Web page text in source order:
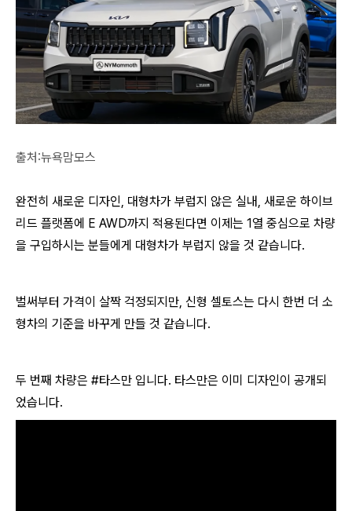
출처:뉴욕맘모스
완전히 새로운 디자인, 대형차가 부럽지 않은 실내, 새로운 하이브
리드 플랫폼에 E AWD까지 적용된다면 이제는 1열 중심으로 차량
을 구입하시는 분들에게 대형차가 부럽지 않을 것 같습니다.
벌써부터 가격이 살짝 걱정되지만, 신형 셀토스는 다시 한번 더 소
형차의 기준을 바꾸게 만들 것 같습니다.
​두 번째 차량은 #타스만 입니다. 타스만은 이미 디자인이 공개되
었습니다.